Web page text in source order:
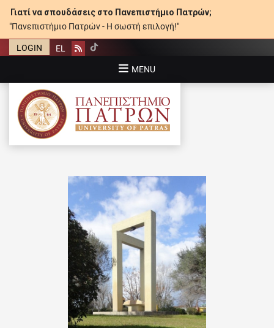
Γιατί να σπουδάσεις στο Πανεπιστήμιο Πατρών;
"Πανεπιστήμιο Πατρών - Η σωστή επιλογή!"
LOGIN EL Rss
MENU
ΠΑΝΕΠΙΣΤΉΜΙΟ ΠΑΤΡΏΝ